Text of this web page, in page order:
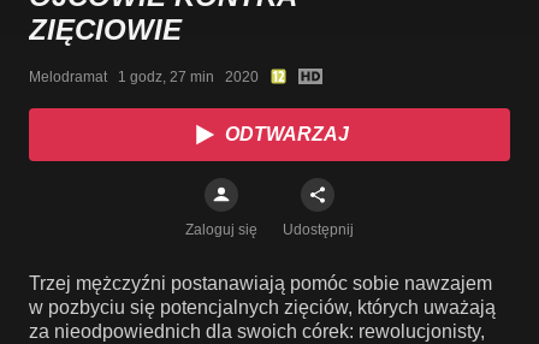
ZIĘCIOWIE
Melodramat   1 godz, 27 min   2020
ODTWARZAJ
Zaloguj się Udostępnij
Trzej mężczyźni postanawiają pomóc sobie nawzajem
w pozbyciu się potencjalnych zięciów, których uważają
za nieodpowiednich dla swoich córek: rewolucjonisty,